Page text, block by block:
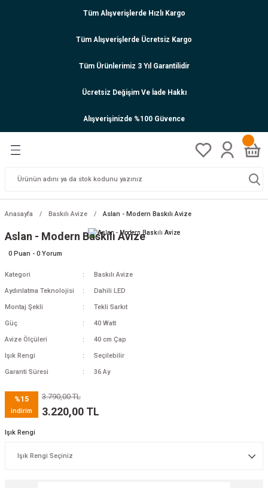
Tüm Alışverişlerde Hızlı Kargo
Tüm Alışverişlerde Ücretsiz Kargo
Tüm Ürünlerimiz 3 Yıl Garantilidir
Ücretsiz Değişim Ve İade Hakkı
Alışverişinizde %100 Güvence
Anasayfa Baskılı Avize Aslan - Modern Baskılı Avize
Aslan - Modern Baskılı Avize
0 Puan - 0 Yorum
Kategori Baskılı Avize
Aydınlatma Teknolojisi Dahili LED
Montaj Şekli Tekli Sarkıt
Güç 40 Watt
Avize Ölçüleri 40 cm Çap
Işık Rengi Seçilebilir
Garanti Süresi 36 Ay
%15
indirim
3.790,00 TL
3.220,00 TL
Işık Rengi